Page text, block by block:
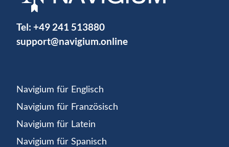
Tel: +49 241 513880
support@navigium.online
Navigium für Englisch
Navigium für Französisch
Navigium für Latein
Navigium für Spanisch